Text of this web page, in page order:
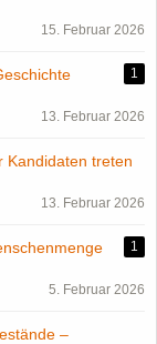
15. Februar 2026
1
13. Februar 2026
Kandidaten treten
13. Februar 2026
1
5. Februar 2026
–